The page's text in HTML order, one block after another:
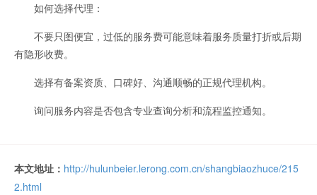
如何选择代理：
不要只图便宜，过低的服务费可能意味着服务质量打折或后期
有隐形收费。
选择有备案资质、口碑好、沟通顺畅的正规代理机构。
询问服务内容是否包含专业查询分析和流程监控通知。
本文地址： http://hulunbeier.lerong.com.cn/shangbiaozhuce/215
2.html